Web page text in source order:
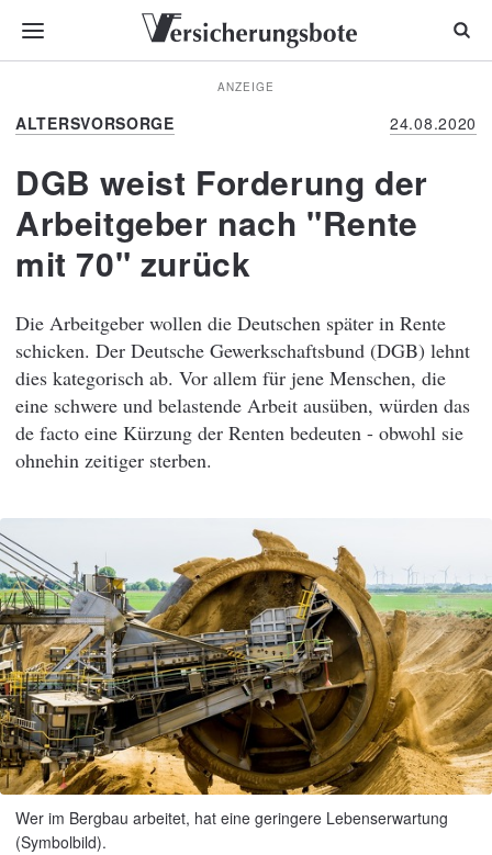
ANZEIGE
ALTERSVORSORGE 24.08.2020
DGB weist Forderung der
Arbeitgeber nach "Rente
mit 70" zurück
Die Arbeitgeber wollen die Deutschen später in Rente
schicken. Der Deutsche Gewerkschaftsbund (DGB) lehnt
dies kategorisch ab. Vor allem für jene Menschen, die
eine schwere und belastende Arbeit ausüben, würden das
de facto eine Kürzung der Renten bedeuten - obwohl sie
ohnehin zeitiger sterben.
Wer im Bergbau arbeitet, hat eine geringere Lebenserwartung
(Symbolbild).